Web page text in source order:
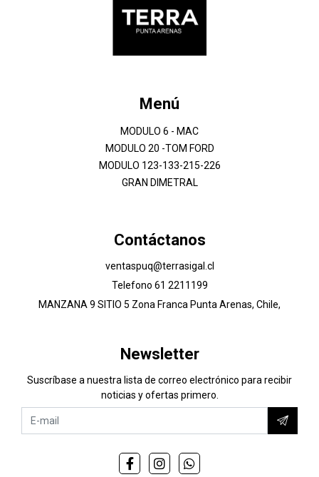
Menú
MODULO 6 - MAC
MODULO 20 -TOM FORD
MODULO 123-133-215-226
GRAN DIMETRAL
Contáctanos
ventaspuq@terrasigal.cl
Telefono 61 2211199
MANZANA 9 SITIO 5 Zona Franca Punta Arenas, Chile,
Newsletter
Suscríbase a nuestra lista de correo electrónico para recibir
noticias y ofertas primero.